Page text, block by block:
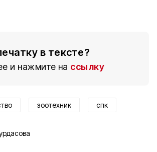
в тексте?
и нажмите на ссылку
зоотехник спк